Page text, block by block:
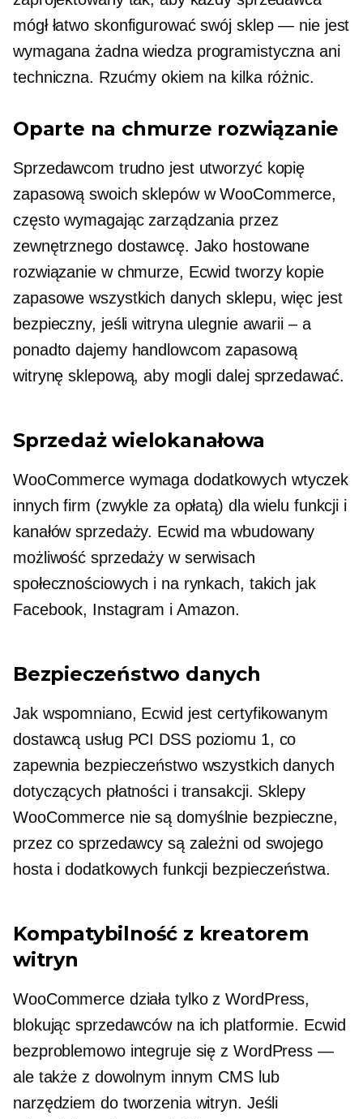
mógł łatwo skonfigurować swój sklep — nie jest
wymagana żadna wiedza programistyczna ani
techniczna. Rzućmy okiem na kilka różnic.
Oparte na chmurze rozwiązanie
Sprzedawcom trudno jest utworzyć kopię
zapasową swoich sklepów w WooCommerce,
często wymagając zarządzania przez
zewnętrznego dostawcę. Jako hostowane
rozwiązanie w chmurze, Ecwid tworzy kopie
zapasowe wszystkich danych sklepu, więc jest
bezpieczny, jeśli witryna ulegnie awarii – a
ponadto dajemy handlowcom zapasową
witrynę sklepową, aby mogli dalej sprzedawać.
Sprzedaż wielokanałowa
WooCommerce wymaga dodatkowych wtyczek
innych firm (zwykle za opłatą) dla wielu funkcji i
kanałów sprzedaży. Ecwid mawbudowany
możliwość sprzedaży w serwisach
społecznościowych i na rynkach, takich jak
Facebook, Instagram i Amazon.
Bezpieczeństwo danych
Jak wspomniano, Ecwid jest certyfikowanym
dostawcą usług PCI DSS poziomu 1, co
zapewnia bezpieczeństwo wszystkich danych
dotyczących płatności i transakcji. Sklepy
WooCommerce nie są domyślnie bezpieczne,
przez co sprzedawcy są zależni od swojego
hosta i dodatkowych funkcji bezpieczeństwa.
Kompatybilność z kreatorem
witryn
WooCommerce działa tylko z WordPress,
blokując sprzedawców na ich platformie. Ecwid
bezproblemowo integruje się z WordPress —
ale także z dowolnym innym CMS lub
narzędziem do tworzenia witryn. Jeśli